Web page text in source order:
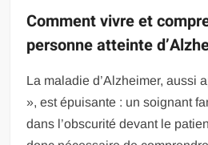
Comment vivre et
personne atteinte
La maladie d’Alzheimer, aussi
», est épuisante : un soignant
dans l’obscurité devant le